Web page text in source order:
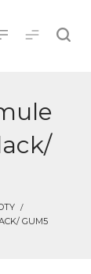
GUM5